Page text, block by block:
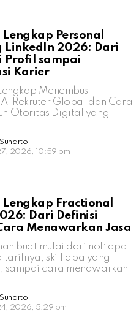
Lengkap Personal
LinkedIn 2026: Dari
Profil sampai
Karier
Menembus
Rekruter Global dan Cara
Otoritas Digital yang
2026, 10:59 pm
Lengkap Fractional
Dari Definisi
Menawarkan Jasa
buat mulai dari nol: apa
tarifnya, skill apa yang
sampai cara menawarkan
2026, 5:29 pm